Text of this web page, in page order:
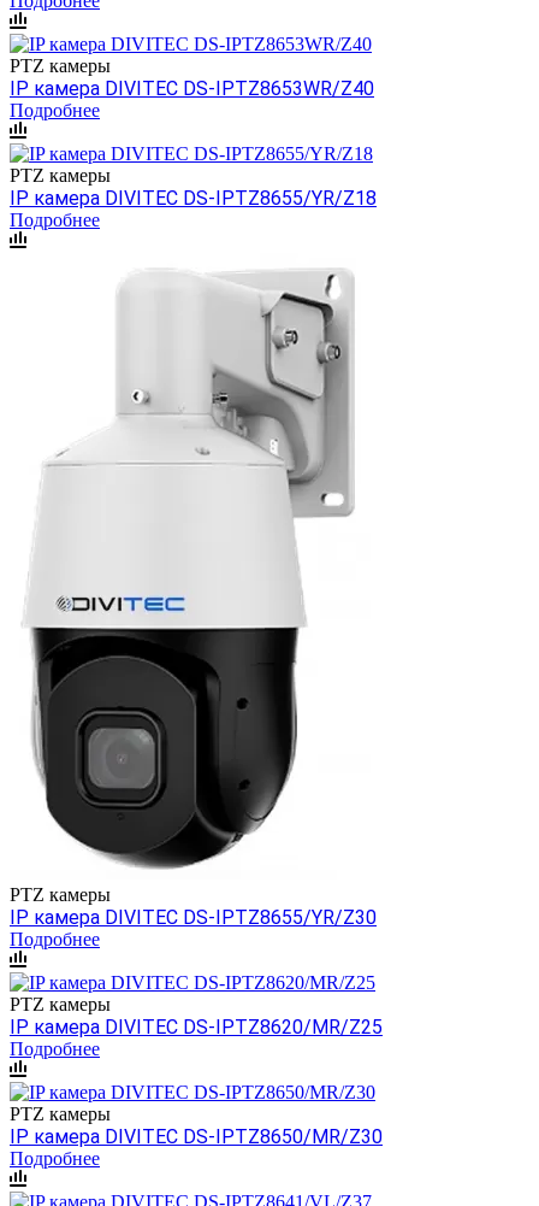
PTZ камеры
IP камера DIVITEC DS-IPTZ8653WR/Z40
Подробнее
PTZ камеры
IP камера DIVITEC DS-IPTZ8655/YR/Z18
Подробнее
PTZ камеры
IP камера DIVITEC DS-IPTZ8655/YR/Z30
Подробнее
PTZ камеры
IP камера DIVITEC DS-IPTZ8620/MR/Z25
Подробнее
PTZ камеры
IP камера DIVITEC DS-IPTZ8650/MR/Z30
Подробнее